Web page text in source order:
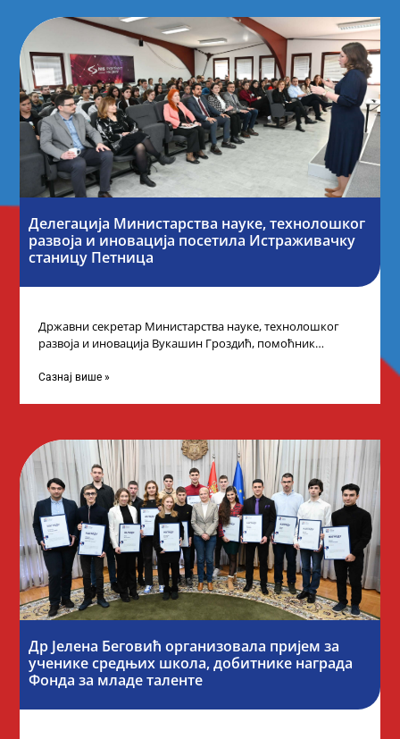
Делегација Министарства науке, технолошког
развоја и иновација посетила Истраживачку
станицу Петница
Државни секретар Министарства науке, технолошког
развоја и иновација Вукашин Гроздић, помоћник
промоцију
Сазнај више »
Др Јелена Беговић организовала пријем за
ученике средњих школа, добитнике награда
Фонда за младе таленте